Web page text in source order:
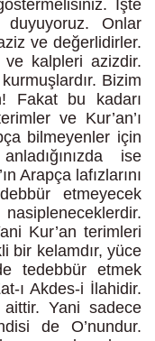
İşte
Onlar
aziz ve değerlidirler.
ve kalpleri azizdir.
Bizim
Fakat bu kadarı
ve Kur’an’ı
bilmeyenler için
ise
Arapça lafızlarını
etmeyecek
Kur’an terimleri
bir kelamdır, yüce
tedebbür etmek
ı Akdes-i İlahidir.
Yani sadece
de O’nundur.